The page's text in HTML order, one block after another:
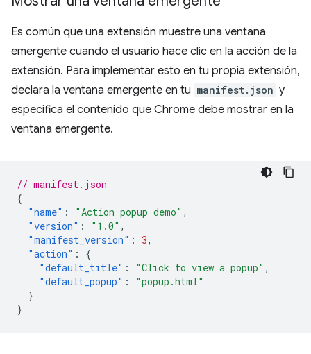
Es común que una extensión muestre una ventana
emergente cuando el usuario hace clic en la acción de la
extensión. Para implementar esto en tu propia extensión,
declara la ventana emergente en tu manifest.json y
especifica el contenido que Chrome debe mostrar en la
ventana emergente.
// manifest.json
{
"name" : "Action popup demo" ,
"version" : "1.0" ,
"manifest_version" : 3,
"action" :
{
"default_title" : "Click to view a popup" ,
"default_popup" :
"popup.html"
}
}